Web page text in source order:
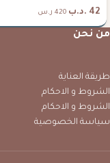
42 .د.ب 420 ر.س
من نحن
طريقة العناية
الشروط و الاحكام
الشروط و الاحكام
سياسة الخصوصية